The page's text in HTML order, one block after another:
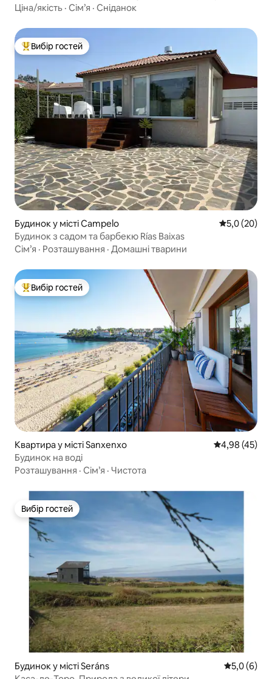
Ціна/якість · Сім’я · Сніданок
Топ вибір гостей
Вибір гостей
Будинок у місті Campelo Середня
5,0 (20)
Будинок з садом та барбекю Rías Baixas
Сім’я · Розташування · Домашні тварини
Топ вибір гостей
Вибір гостей
Квартира у місті Sanxenxo Середня
4,98 (45)
Будинок на воді
Розташування · Сім’я · Чистота
Вибір гостей
Вибір гостей
Будинок у місті Seráns Середня
5,0 (6)